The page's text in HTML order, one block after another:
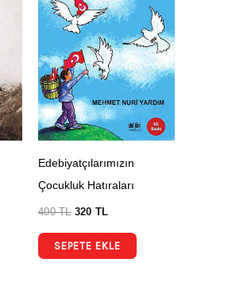
Edebiyatçılarımızın
Çocukluk Hatıraları
400TL 320 TL
SEPETE EKLE